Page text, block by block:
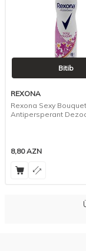
Bitib
REXONA
Rexona Sexy Bouquet
Antipersperant
8,80AZN